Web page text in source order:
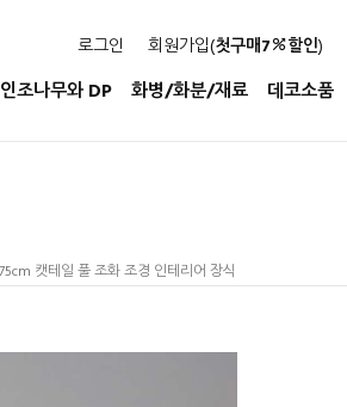
로그인 회원가입(첫구매7 할인)
인조나무와 DP 화병/화분/재료 데코소품
캣테일 풀 조화 조경 인테리어 장식